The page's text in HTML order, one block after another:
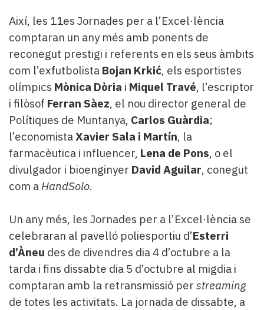
Així, les 11es Jornades per a l’Excel·lència
comptaran un any més amb ponents de
reconegut prestigi i referents en els seus àmbits
com l’exfutbolista Bojan Krkić, els esportistes
olímpics Mònica Dòria i Miquel Travé, l’escriptor
i filòsof Ferran Sàez, el nou director general de
Polítiques de Muntanya, Carlos Guàrdia;
l’economistaXavier Sala i Martín, la
farmacèutica i influencer, Lena de Pons, o el
divulgador i bioenginyer David Aguilar, conegut
com a HandSolo.
Un any més, les Jornades per a l’Excel·lència se
celebraran al pavelló poliesportiu d’Esterri
d’Àneu des de divendres dia 4 d’octubre a la
tarda i fins dissabte dia 5 d’octubre al migdia i
comptaran amb la retransmissió per streaming
de totes les activitats. La jornada de dissabte, a